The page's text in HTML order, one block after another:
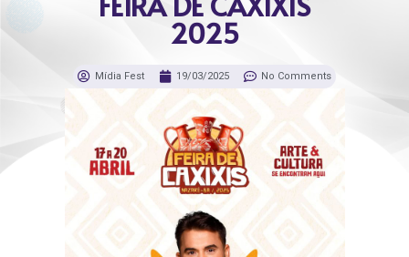
2025
Mídia Fest 19/03/2025 No Comments